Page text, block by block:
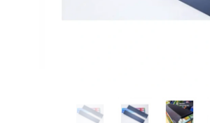
OPTISET 125L (81x36x51